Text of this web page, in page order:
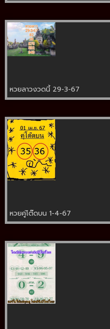
หวยลาวงวดนี้ 29-3-67
หวยคู่โต๊ดบน 1-4-67